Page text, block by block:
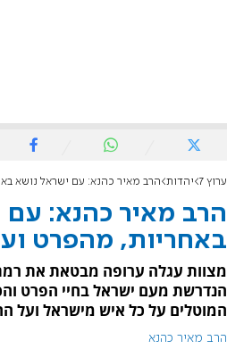
ערוץ 7 יהדות הרב מאיר כהנא: עם ישראל נושא
הרב מאיר כהנא: עם
באחריות, מהפרט
מצוות עגלה ערופה מבטאת את
הנדרשת מעם ישראל בחיי הפרט
המוטלים על כל איש מישראל ועל
הרב מאיר כהנא